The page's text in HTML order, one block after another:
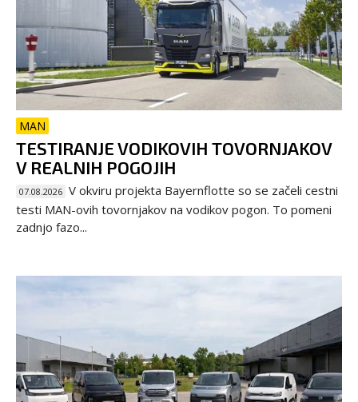
MAN
TESTIRANJE VODIKOVIH TOVORNJAKOV
V REALNIH POGOJIH
07.08.2026 V okviru projekta Bayernflotte so se začeli cestni
testi MAN-ovih tovornjakov na vodikov pogon. To pomeni
zadnjo fazo...